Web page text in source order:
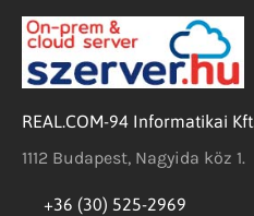
REAL.COM-94 Informatikai Kft.
1112 Budapest, Nagyida köz 1.
+36 (30) 525-2969